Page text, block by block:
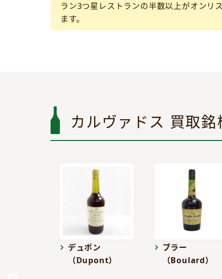
ラン3つ星レストランの半数以上がオンリ
ます。
カルヴァドス 買取
デュポン
（Dupont）
ブラー
（Boulard）